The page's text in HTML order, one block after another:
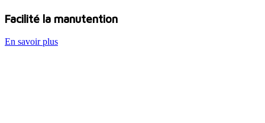
Facilité la manutention
En savoir plus